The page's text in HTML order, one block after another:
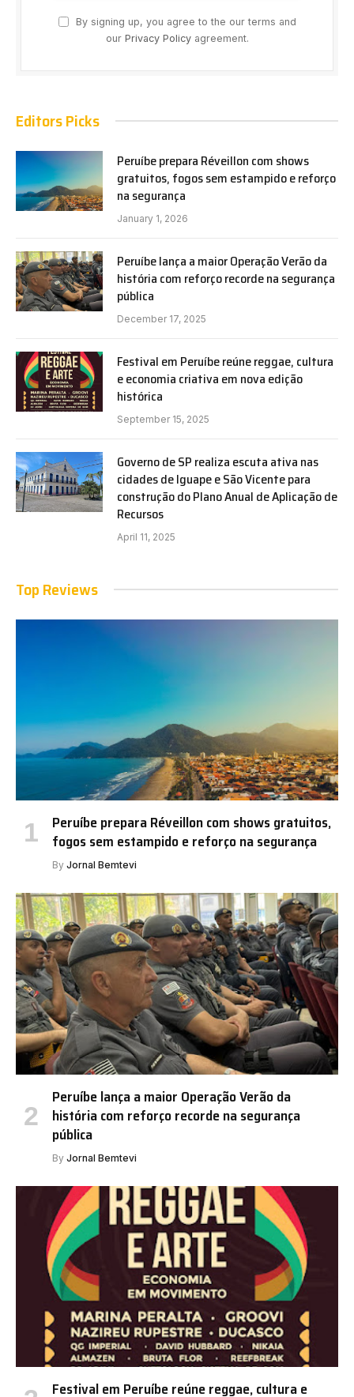
By signing up, you agree to the our terms and
our Privacy Policyagreement.
Editors Picks
Peruíbe prepara Réveillon com shows
gratuitos, fogos sem estampido e reforço
na segurança
January 1, 2026
Peruíbe lança a maior Operação Verão da
história com reforço recorde na segurança
pública
December 17, 2025
Festival em Peruíbe reúne reggae, cultura
e economia criativa em nova edição
histórica
September 15, 2025
Governo de SP realiza escuta ativa nas
cidades de Iguape e São Vicente para
construção do Plano Anual de Aplicação de
Recursos
April 11, 2025
Top Reviews
Peruíbe prepara Réveillon com shows gratuitos,
fogos sem estampido e reforço na segurança
By Jornal Bemtevi
Peruíbe lança a maior Operação Verão da
história com reforço recorde na segurança
pública
By Jornal Bemtevi
Festival em Peruíbe reúne reggae, cultura e